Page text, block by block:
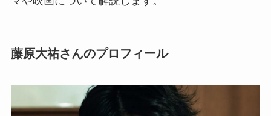
藤原大祐さんのプロフィール